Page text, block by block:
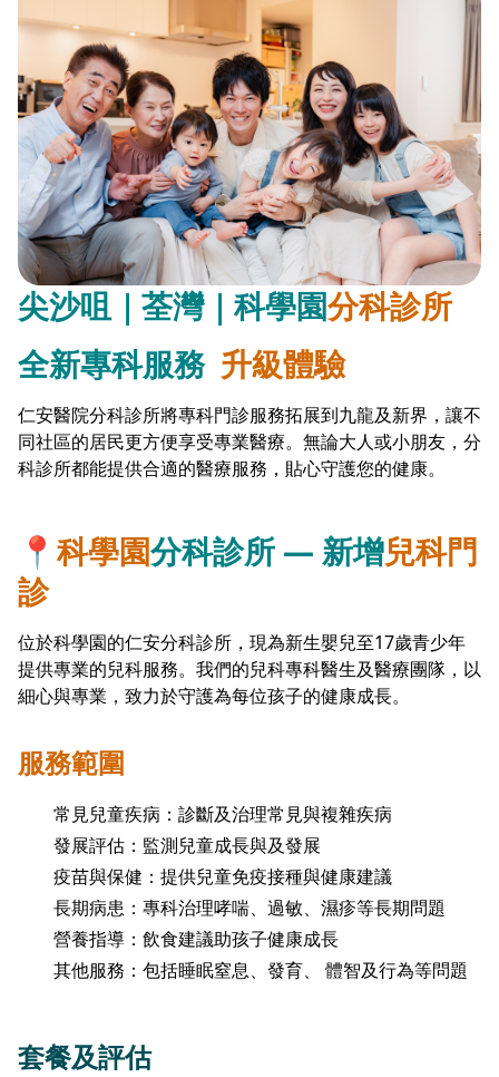
尖沙咀｜荃灣｜科學園分科診所
全新專科服務升級體驗
仁安醫院分科診所將專科門診服務拓展到九龍及新界，讓不
同社區的居民更方便享受專業醫療。無論大人或小朋友，分
科診所都能提供合適的醫療服務，貼心守護您的健康。
📍 科學園分科診所 — 新增兒科門
診
位於科學園的仁安分科診所，現為新生嬰兒至17歲青少年
提供專業的兒科服務。我們的兒科專科醫生及醫療團隊，以
細心與專業，致力於守護為每位孩子的健康成長。
服務範圍
常見兒童疾病：診斷及治理常見與複雜疾病
發展評估：監測兒童成長與及發展
疫苗與保健：提供兒童免疫接種與健康建議
長期病患：專科治理哮喘、過敏、濕疹等長期問題
營養指導：飲食建議助孩子健康成長
其他服務：包括睡眠窒息、發育、 體智及行為等問題
套餐及評估